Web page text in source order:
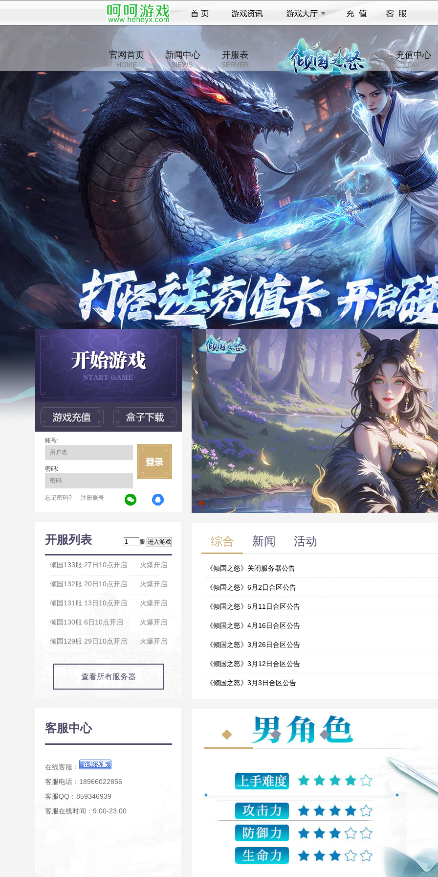
官网首页
HOME
新闻中心
NEWS
开服表
SERVER
充值中心
PAY
账号:
密码:
忘记密码? 注册账号
开服列表 服
火爆开启
倾国133服 27日10点开启
火爆开启
倾国132服 20日10点开启
火爆开启
倾国131服 13日10点开启
火爆开启
倾国130服 6日10点开启
火爆开启
倾国129服 29日10点开启
查看所有服务器
客服中心
在线客服：
客服电话：18966022856
客服QQ：859346939
客服在线时间：9:00-23:00
综合 新闻 活动
《倾国之怒》关闭服务器公告
08-04
《倾国之怒》6月2日合区公告
06-01
《倾国之怒》5月11日合区公告
05-10
《倾国之怒》4月16日合区公告
04-15
《倾国之怒》3月26日合区公告
03-25
《倾国之怒》3月12日合区公告
03-11
《倾国之怒》3月3日合区公告
《倾国之怒》12月30日合区公告
《倾国之怒》12月4日合区公告